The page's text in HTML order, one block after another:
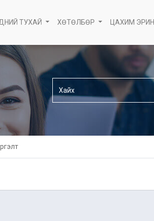
ТУХАЙ ХӨТӨЛБӨР ЦАХИМ ЭРИН